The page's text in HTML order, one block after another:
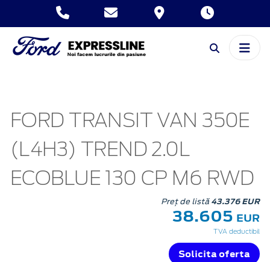
FORD TRANSIT VAN 350E
(L4H3) TREND 2.0L
ECOBLUE 130 CP M6 RWD
Preț de listă43.376 EUR
38.605 EUR
TVA deductibil
Solicita oferta